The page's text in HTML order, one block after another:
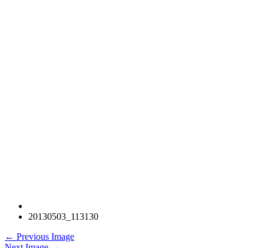
20130503_113130
← Previous Image